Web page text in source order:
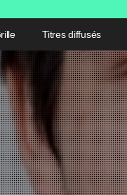
Titres diffusés